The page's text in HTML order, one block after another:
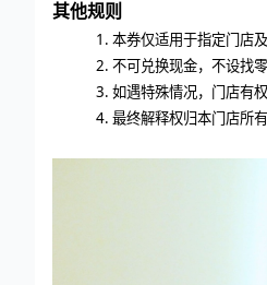
其他规则
1. 本券仅适用于指定门店
2. 不可兑换现金，不设找
3. 如遇特殊情况，门店有
4. 最终解释权归本门店所有